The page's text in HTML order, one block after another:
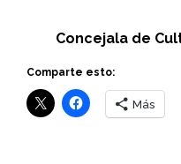
Concejala de
Comparte esto:
Más